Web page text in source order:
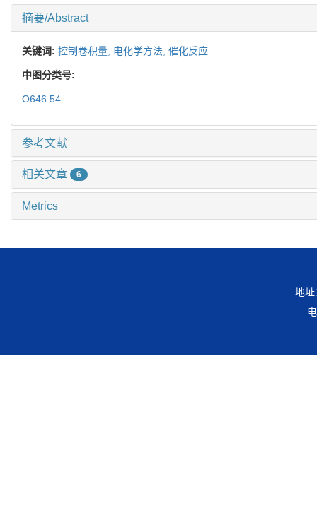
摘要/Abstract
关键词: 控制卷积量, 电化学方法, 催化反应
中图分类号:
O646.54
参考文献
相关文章 6
Metrics
地